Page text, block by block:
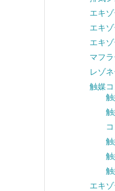
エキ
エキ
エキ
マフ
レゾ
触媒
エキ